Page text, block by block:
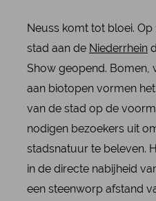
Neuss komt tot bloei.
stad aan de Niederrhein
Show geopend. Bomen,
aan biotopen vormen
van de stad op de
nodigen bezoekers uit
stadsnatuur te beleven.
in de directe nabijheid
een steenworp afstand